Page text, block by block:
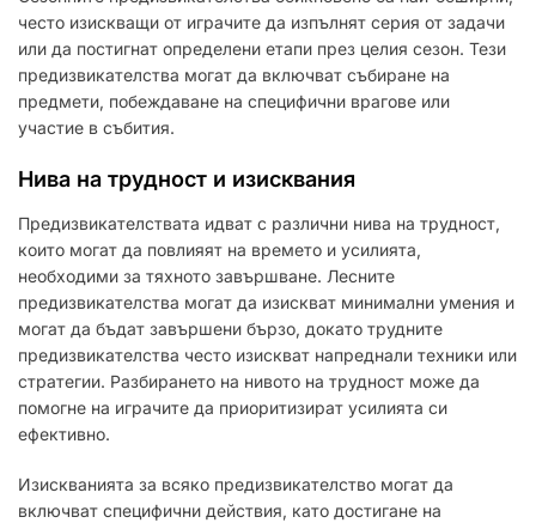
често изискващи от играчите да изпълнят серия от задачи
или да постигнат определени етапи през целия сезон. Тези
предизвикателства могат да включват събиране на
предмети, побеждаване на специфични врагове или
участие в събития.
Нива на трудност и изисквания
Предизвикателствата идват с различни нива на трудност,
които могат да повлияят на времето и усилията,
необходими за тяхното завършване. Лесните
предизвикателства могат да изискват минимални умения и
могат да бъдат завършени бързо, докато трудните
предизвикателства често изискват напреднали техники или
стратегии. Разбирането на нивото на трудност може да
помогне на играчите да приоритизират усилията си
ефективно.
Изискванията за всяко предизвикателство могат да
включват специфични действия, като достигане на